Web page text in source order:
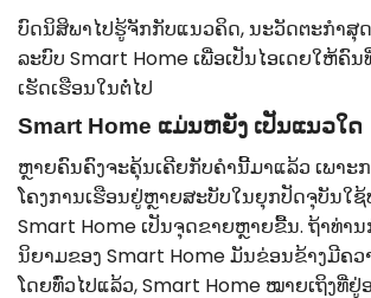
ບົດນິສິພາໄປຮູ້ຈັກກັບແນວຄິດ, ນະວັດຕະກຳສຸ
ລະບົບ Smart Home ເພື່ອເປັນໄອເດຍໃຫ້ຄົ
ເຮັດເຮືອນໃນຕໍ່ໄປ
Smart Home ແມ່ນຫຍັງ ເປັນແນວໃດ
ຫຼາຍຄົນຄົງຈະຄຸ້ນເຄີຍກັບຄຳນີ້ມາແລ້ວ ເພາະ
ໂຄງການເຮືອນຢູ່ຫຼາຍສະບັບໃນຍຸກປັດຈຸບັນໃຊ້
Smart Home ເປັນຈຸດຂາຍຫຼາຍຂື້ນ. ຖ້າທ່າ
ນິຍາມຂອງ Smart Home ມັນຂ່ອນຂ້າງມີຄ
ໂດຍທົ່ວໄປແລ້ວ, Smart Home ໝາຍເຖິງທີ່